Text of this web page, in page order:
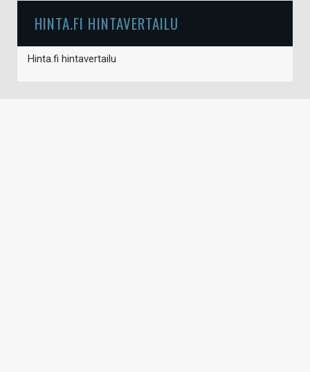
HINTA.FI HINTAVERTAILU
Hinta.fi hintavertailu